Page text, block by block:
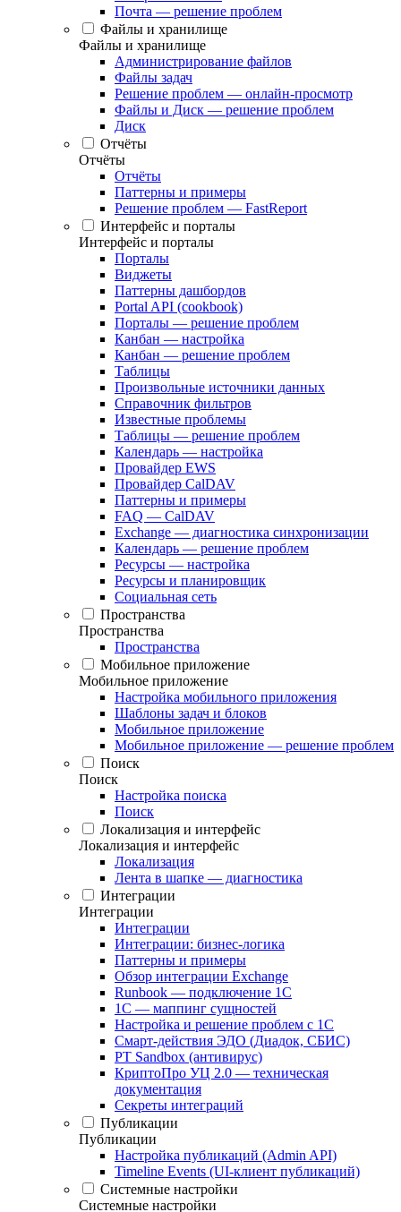
Почта — решение проблем
Файлы и хранилище
Файлы и хранилище
Администрирование файлов
Файлы задач
Решение проблем — онлайн-просмотр
Файлы и Диск — решение проблем
Диск
Отчёты
Отчёты
Отчёты
Паттерны и примеры
Решение проблем — FastReport
Интерфейс и порталы
Интерфейс и порталы
Порталы
Виджеты
Паттерны дашбордов
Portal API (cookbook)
Порталы — решение проблем
Канбан — настройка
Канбан — решение проблем
Таблицы
Произвольные источники данных
Справочник фильтров
Известные проблемы
Таблицы — решение проблем
Календарь — настройка
Провайдер EWS
Провайдер CalDAV
Паттерны и примеры
FAQ — CalDAV
Exchange — диагностика синхронизации
Календарь — решение проблем
Ресурсы — настройка
Ресурсы и планировщик
Социальная сеть
Пространства
Пространства
Пространства
Мобильное приложение
Мобильное приложение
Настройка мобильного приложения
Шаблоны задач и блоков
Мобильное приложение
Мобильное приложение — решение проблем
Поиск
Поиск
Настройка поиска
Поиск
Локализация и интерфейс
Локализация и интерфейс
Локализация
Лента в шапке — диагностика
Интеграции
Интеграции
Интеграции
Интеграции: бизнес-логика
Паттерны и примеры
Обзор интеграции Exchange
Runbook — подключение 1С
1С — маппинг сущностей
Настройка и решение проблем с 1С
Смарт-действия ЭДО (Диадок, СБИС)
PT Sandbox (антивирус)
КриптоПро УЦ 2.0 — техническая
документация
Секреты интеграций
Публикации
Публикации
Настройка публикаций (Admin API)
Timeline Events (UI-клиент публикаций)
Системные настройки
Системные настройки